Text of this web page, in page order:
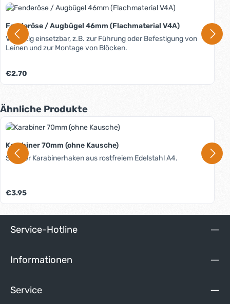
Fenderöse / Augbügel 46mm (Flachmaterial V4A)
Vielfältig einsetzbar, z.B. zur Führung oder Befestigung von
Leinen und zur Montage von Blöcken.
Regulärer Preis:
€2.70
Produktgalerie überspringen
Ähnliche Produkte
Karabiner 70mm (ohne Kausche)
Stabiler Karabinerhaken aus rostfreiem Edelstahl A4.
Regulärer Preis:
€3.95
Service-Hotline
Informationen
Service